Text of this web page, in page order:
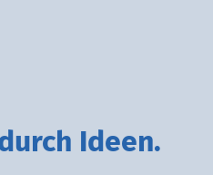
deen.